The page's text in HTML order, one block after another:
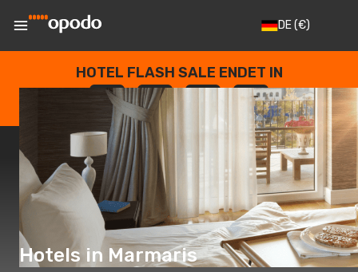
DE(€)
HOTEL FLASH SALE ENDET IN
--
TAGE
: --
STUNDEN
: --
SEKUNDEN
Hotels in Marmaris